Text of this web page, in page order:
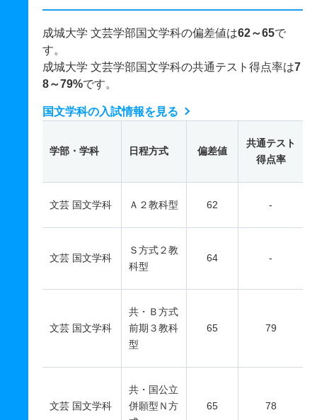
成城大学 文芸学部国文学科の偏差値は62～65で
す。
成城大学 文芸学部国文学科の共通テスト得点率は7
8～79%です。
国文学科の入試情報を見る
学部・学科 日程方式 偏差値
共通テスト
得点率
文芸 国文学科 Ａ２教科型 62 -
文芸 国文学科
Ｓ方式２教
科型
64 -
文芸 国文学科
共・Ｂ方式
前期３教科
型
65 79
文芸 国文学科
共・国公立
併願型Ｎ方
65 78